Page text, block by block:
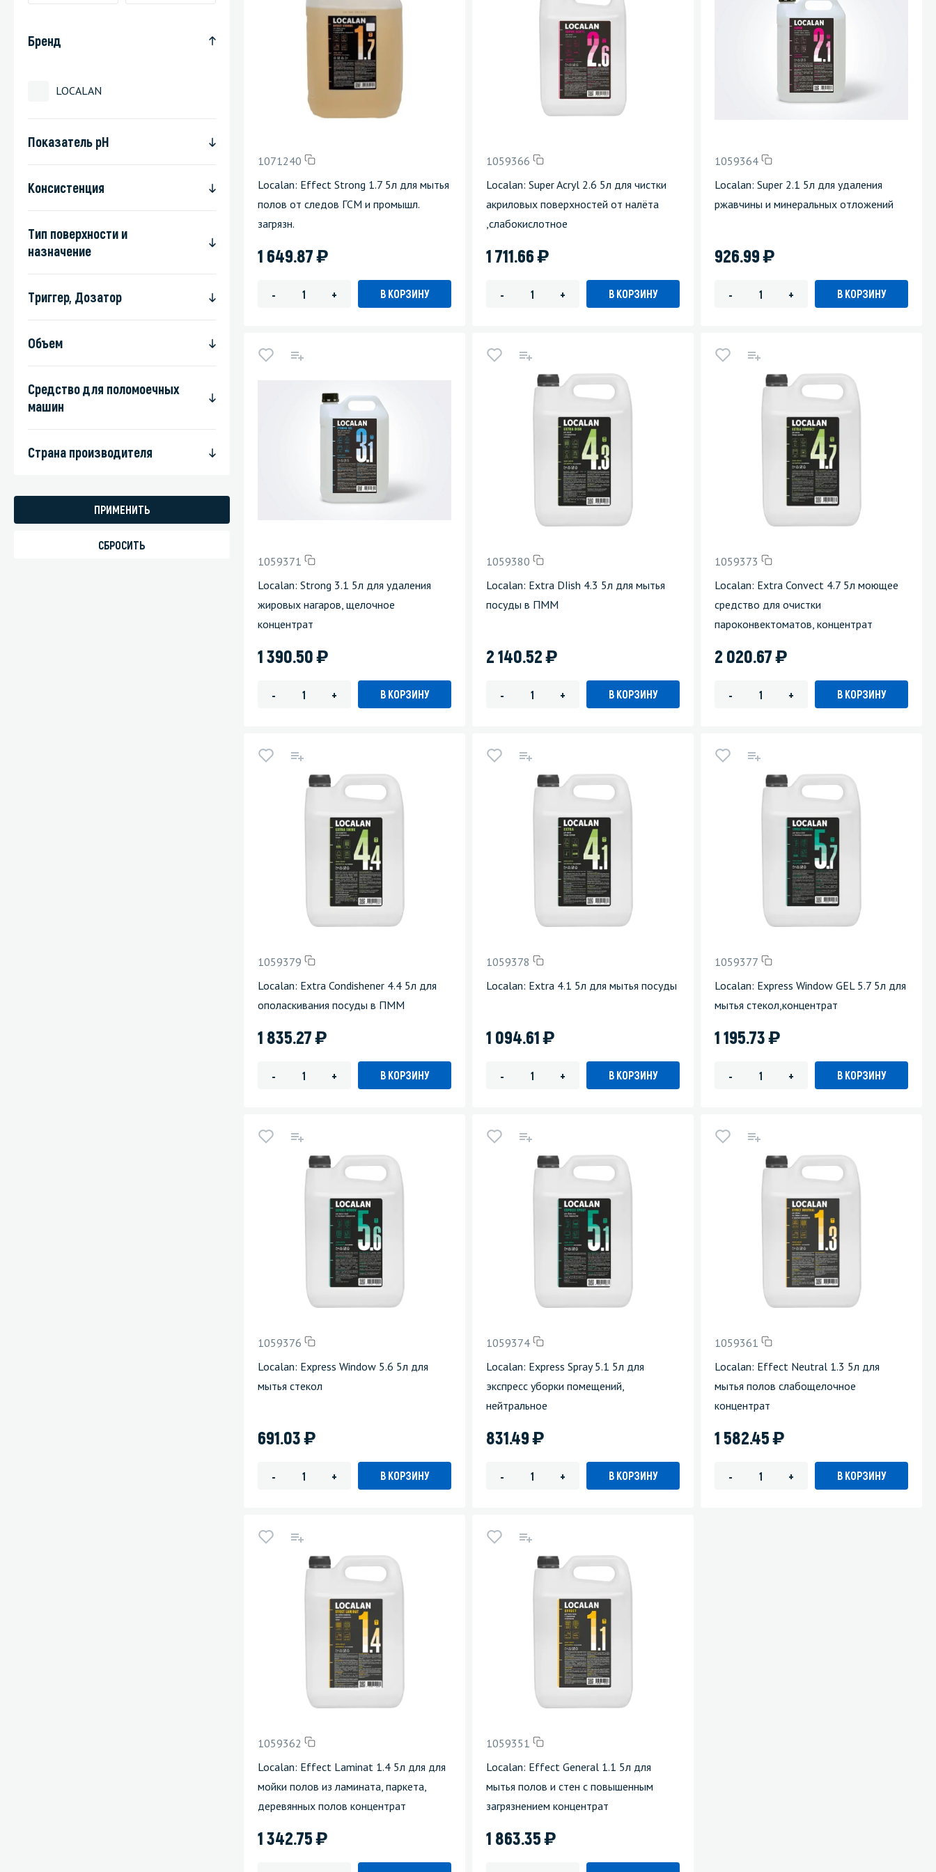
Стекла и зеркала Мебель и оргтехника Уборка пола
Личная гигиена Промышленная уборка
Бренд
LOCALAN
Показатель pH
Консистенция
Тип поверхности и
назначение
Триггер, Дозатор
Объем
Средство для поломоечных
машин
Страна производителя
1071240
Localan: Effect Strong 1.7 5л для мытья
полов от следов ГСМ и промышл.
загрязн.
1 649.87)
- + В КОРЗИНУ
1059366
Localan: Super Acryl 2.6 5л для чистки
акриловых поверхностей от налёта
,слабокислотное
1 711.66)
- + В КОРЗИНУ
1059364
Localan: Super 2.1 5л для удаления
ржавчины и минеральных отложений
926.99)
- + В КОРЗИНУ
1059371
Localan: Strong 3.1 5л для удаления
жировых нагаров, щелочное
концентрат
1 390.50)
- + В КОРЗИНУ
1059380
Localan: Extra DIish 4.3 5л для мытья
посуды в ПММ
2 140.52)
- + В КОРЗИНУ
1059373
Localan: Extra Convect 4.7 5л моющее
средство для очистки
пароконвектоматов, концентрат
2 020.67)
- + В КОРЗИНУ
1059379
Localan: Extra Condishener 4.4 5л для
ополаскивания посуды в ПММ
1 835.27)
- + В КОРЗИНУ
1059378
Localan: Extra 4.1 5л для мытья посуды
1 094.61)
- + В КОРЗИНУ
1059377
Localan: Express Window GEL 5.7 5л для
мытья стекол,концентрат
1 195.73)
- + В КОРЗИНУ
1059376
Localan: Express Window 5.6 5л для
мытья стекол
691.03)
- + В КОРЗИНУ
1059374
Localan: Express Spray 5.1 5л для
экспресс уборки помещений,
нейтральное
831.49)
- + В КОРЗИНУ
1059361
Localan: Effect Neutral 1.3 5л для
мытья полов слабощелочное
концентрат
1 582.45)
- + В КОРЗИНУ
1059362
Localan: Effect Laminat 1.4 5л для для
мойки полов из ламината, паркета,
деревянных полов концентрат
1 342.75)
1059351
Localan: Effect General 1.1 5л для
мытья полов и стен с повышенным
загрязнением концентрат
1 863.35)